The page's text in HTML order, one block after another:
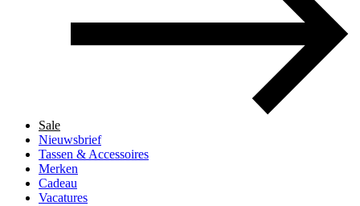
Sale
Nieuwsbrief
Tassen & Accessoires
Merken
Cadeau
Vacatures